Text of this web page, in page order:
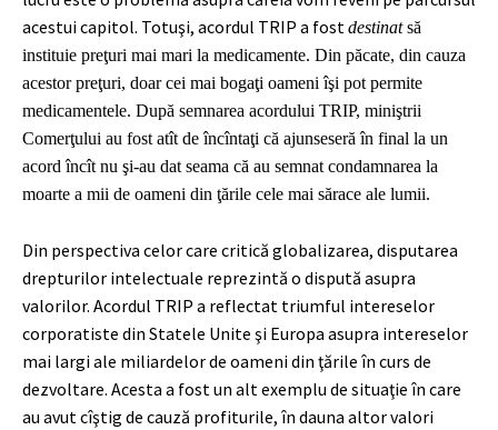
acestui capitol. Totuşi, acordul TRIP a fostdestinatsă
instituie preţuri mai mari la medicamente. Din păcate, din cauza
acestor preţuri, doar cei mai bogaţi oameni îşi pot permite
medicamentele. După semnarea acordului TRIP, miniştrii
Comerţului au fost atît de încîntaţi că ajunseseră în final la un
acord încît nu şi-au dat seama că au semnat condamnarea la
moarte a mii de oameni din ţările cele mai sărace ale lumii.
Din perspectiva celor care critică globalizarea, disputarea
drepturilor intelectuale reprezintă o dispută asupra
valorilor. Acordul TRIP a reflectat triumful intereselor
corporatiste din Statele Unite şi Europa asupra intereselor
mai largi ale miliardelor de oameni din ţările în curs de
dezvoltare. Acesta a fost un alt exemplu de situaţie în care
au avut cîştig de cauză profiturile, în dauna altor valori